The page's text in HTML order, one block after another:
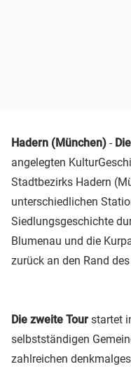
Hadern (München) -
angelegten
Stadtbezirks Hadern
unterschiedlichen
Siedlungsgeschichte
Blumenau und die
zurück an den Rand
Die zweite Tour startet
selbstständigen
zahlreichen